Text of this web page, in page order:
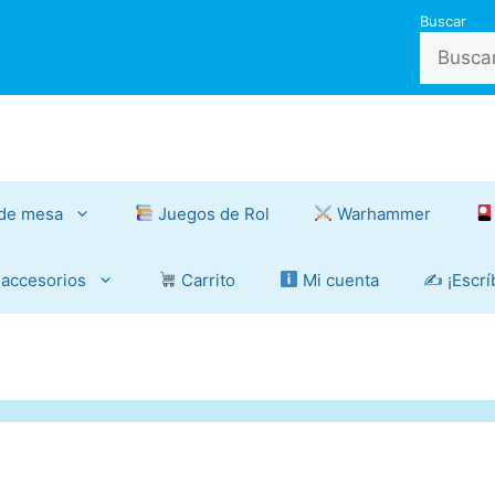
Buscar
mesa Juegos de Rol Warhammer
Carrito Mi cuenta ✍️